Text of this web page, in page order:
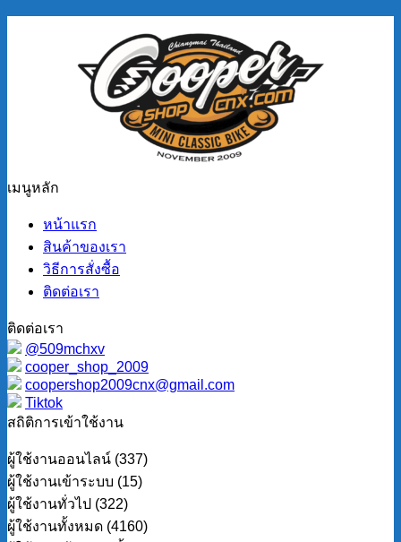
เมนูหลัก
หน้าแรก
สินค้าของเรา
วิธีการสั่งซื้อ
ติดต่อเรา
ติดต่อเรา
@509mchxv
cooper_shop_2009
coopershop2009cnx@gmail.com
Tiktok
สถิติการเข้าใช้งาน
ผู้ใช้งานออนไลน์ (337)
ผู้ใช้งานเข้าระบบ (15)
ผู้ใช้งานทั่วไป (322)
ผู้ใช้งานทั้งหมด (4160)